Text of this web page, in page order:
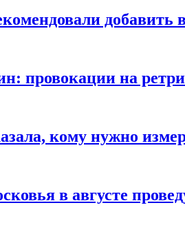
добавить
провокации на
кому нужно
в августе